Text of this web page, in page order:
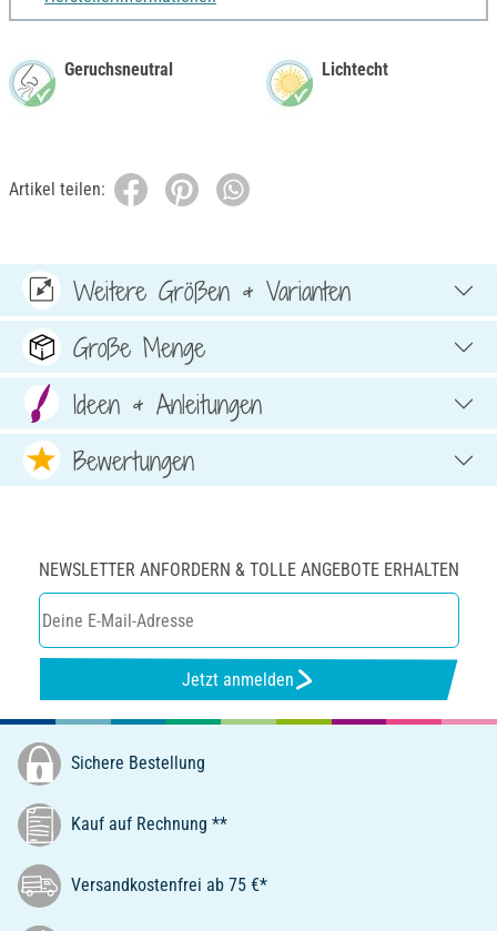
Geruchsneutral Lichtecht
Artikel teilen:
Weitere Größen & Varianten
Große Menge
Ideen & Anleitungen
Bewertungen
NEWSLETTER ANFORDERN & TOLLE ANGEBOTE ERHALTEN
Jetzt anmelden
Sichere Bestellung
Kauf auf Rechnung **
Versandkostenfrei ab 75 €*